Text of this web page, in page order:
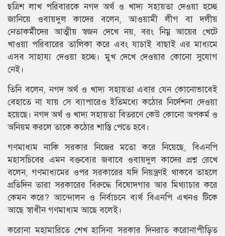
ছত্রিশ লাখ পরিবারকে নগদ অর্থ ও খাদ্য সহায়তা দেওয়া হচ্ছে
জানিয়ে ওবায়দুল কাদের বলেন, আওয়ামী লীগ বা দলীয়
নেতাকর্মীদের আত্মীয় স্বজন দেখে নয়, বরং নিম্ন আয়ের খেটে
খাওয়া পরিবারের তালিকা করে এবং যাচাই বাছাই এর মাধ্যমে
এসব সাহায্য দেওয়া হচ্ছে। মুখ দেখে দেওয়ার কোনো সুযোগ
নেই।
তিনি বলেন, নগদ অর্থ ও খাদ্য সহায়তা এবার যেন কোনোভাবেই
বেহাতে না যায় সে ব্যাপারেও ইতিমধ্যে কঠোর নির্দেশনা দেওয়া
হয়েছে। নগদ অর্থ ও খাদ্য সহায়তা বিতরণে কেউ কোনো অপকর্ম ও
অনিয়ম করলে তাকে কঠোর শাস্তি পেতে হবে।
গণমাধ্যম নাকি সরকার নিজের মতো করে নিয়েছে, বিএনপি
মহাসচিবের এমন বক্তব্যের জবাবে ওবায়দুল কাদের প্রশ্ন রেখে
বলেন, গণমাধ্যমের ওপর সরকারের যদি নিয়ন্ত্রণই থাকবে তাহলে
প্রতিদিন তারা সরকারের বিরুদ্ধে বিষোদগার আর মিথ্যাচার করে
কেমন করে? আন্দোলন ও নির্বাচনে ব্যর্থ বিএনপি এখনও টিকে
আছে স্বাধীন গণমাধ্যম আছে বলেই।
করোনা মহামারিতে শেখ হাসিনা সরকার দিনরাত করোনাপীড়িত